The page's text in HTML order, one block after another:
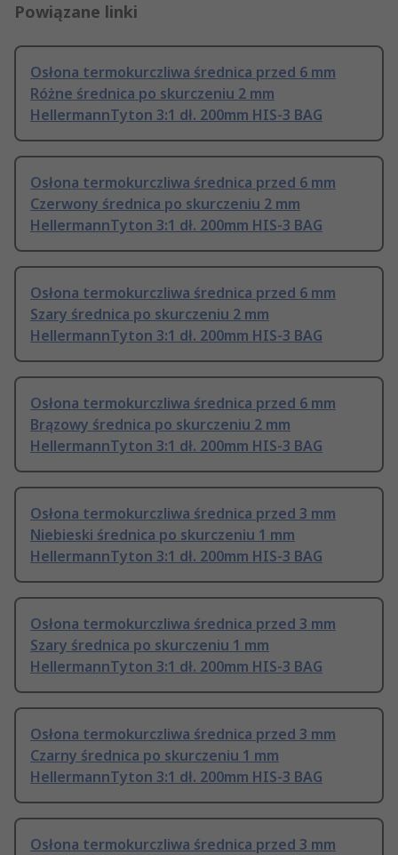
Powiązane linki
Osłona termokurczliwa średnica przed 6 mm
Różne średnica po skurczeniu 2 mm
HellermannTyton 3:1 dł. 200mm HIS-3 BAG
Osłona termokurczliwa średnica przed 6 mm
Czerwony średnica po skurczeniu 2 mm
HellermannTyton 3:1 dł. 200mm HIS-3 BAG
Osłona termokurczliwa średnica przed 6 mm
Szary średnica po skurczeniu 2 mm
HellermannTyton 3:1 dł. 200mm HIS-3 BAG
Osłona termokurczliwa średnica przed 6 mm
Brązowy średnica po skurczeniu 2 mm
HellermannTyton 3:1 dł. 200mm HIS-3 BAG
Osłona termokurczliwa średnica przed 3 mm
Niebieski średnica po skurczeniu 1 mm
HellermannTyton 3:1 dł. 200mm HIS-3 BAG
Osłona termokurczliwa średnica przed 3 mm
Szary średnica po skurczeniu 1 mm
HellermannTyton 3:1 dł. 200mm HIS-3 BAG
Osłona termokurczliwa średnica przed 3 mm
Czarny średnica po skurczeniu 1 mm
HellermannTyton 3:1 dł. 200mm HIS-3 BAG
Osłona termokurczliwa średnica przed 3 mm